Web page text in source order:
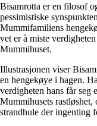
Bisamrotta er en filosof
pessimistiske
Mummifamiliens
vet er å miste
Mummihuset.
Illustrasjonen viser
en hengekøye i hagen.
verdigheten hans får seg
Mummihusets rastløshet,
strandhule der ingenting